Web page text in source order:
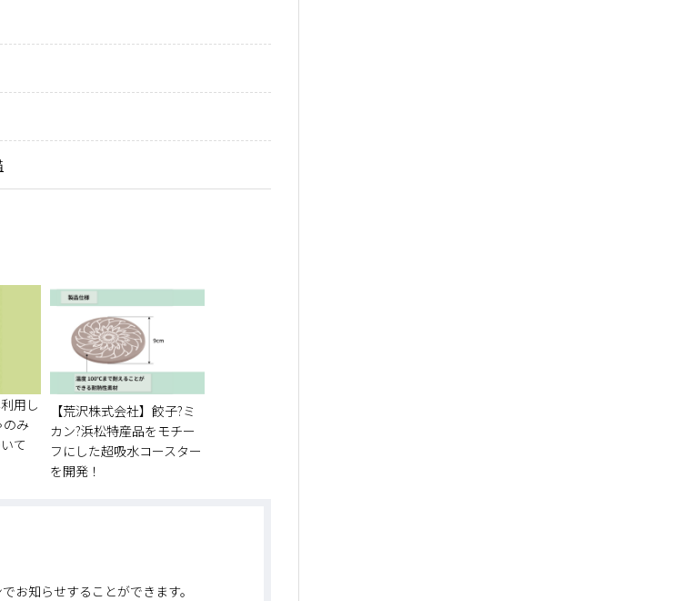
用し
のみ
て
【荒沢株式会社】餃子?ミ
カン?浜松特産品をモチー
フにした超吸水コースター
を開発！
お知らせすることができます。